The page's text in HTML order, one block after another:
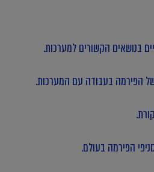
בנושאים הקשורים למערכות.
של הפירמה בעבודה עם המערכות.
הפירמה בעולם.